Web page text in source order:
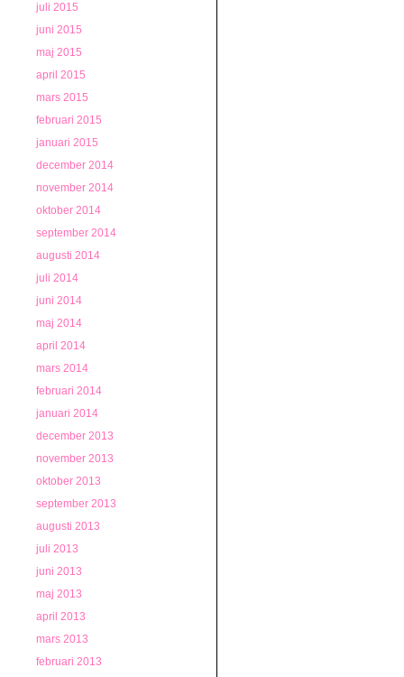
juli 2015
juni 2015
maj 2015
april 2015
mars 2015
februari 2015
januari 2015
december 2014
november 2014
oktober 2014
september 2014
augusti 2014
juli 2014
juni 2014
maj 2014
april 2014
mars 2014
februari 2014
januari 2014
december 2013
november 2013
oktober 2013
september 2013
augusti 2013
juli 2013
juni 2013
maj 2013
april 2013
mars 2013
februari 2013